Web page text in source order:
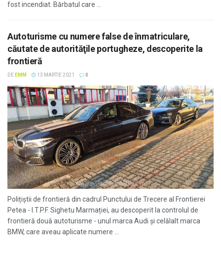
fost incendiat. Bărbatul care ...
Autoturisme cu numere false de înmatriculare,
căutate de autorităţile portugheze, descoperite la
frontieră
DE EMM 13 MARTIE 2021 0
Polițiștii de frontieră din cadrul Punctului de Trecere al Frontierei
Petea - I.T.P.F. Sighetu Marmației, au descoperit la controlul de
frontieră două autoturisme - unul marca Audi și celălalt marca
BMW, care aveau aplicate numere ...